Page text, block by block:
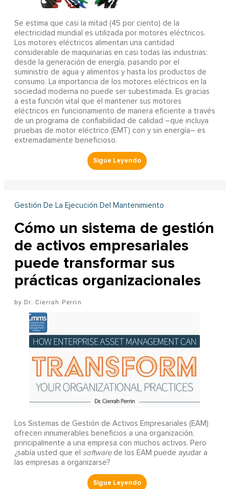
Se estima que casi la mitad (45 por ciento) de la
electricidad mundial es utilizada por motores eléctricos.
Los motores eléctricos alimentan una cantidad
considerable de maquinarias en casi todas las industrias:
desde la generación de energía, pasando por el
suministro de agua y alimentos y hasta los productos de
consumo. La importancia de los motores eléctricos en la
sociedad moderna no puede ser subestimada. Es gracias
a esta función vital que el mantener sus motores
eléctricos en funcionamiento de manera eficiente a través
de un programa de confiabilidad de calidad –que incluya
pruebas de motor eléctrico (EMT) con y sin energía– es
extremadamente beneficioso.
Gestión De La Ejecución Del Mantenimiento
Cómo un sistema de gestión
de activos empresariales
puede transformar sus
prácticas organizacionales
Dr. Cierrah Perrin
Los Sistemas de Gestión de Activos Empresariales (EAM)
ofrecen innumerables beneficios a una organización,
principalmente a una empresa con muchos activos. Pero
¿sabía usted que el softwarede los EAM puede ayudar a
las empresas a organizarse?